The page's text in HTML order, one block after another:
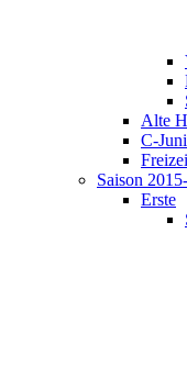
Alte
C-
Saison
Erste